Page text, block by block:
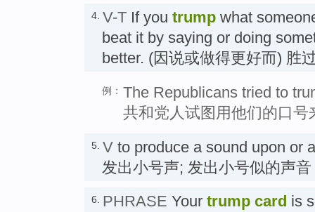
4. V-T If you trump what
beat it by saying or doing
better. (因说或做得更好而) 胜
例： The Republicans tried to
共和党人试图用他们的口号
5. V to produce a sound upon or
发出小号声; 发出小号似的声音
6. PHRASE Your trump card is